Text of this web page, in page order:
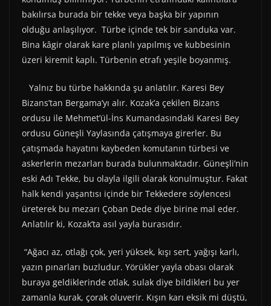
bakılırsa burada bir tekke veya başka bir yapının
olduğu anlaşılıyor. Türbe içinde tek bir sanduka var.
Bina kâgir olarak kare planlı yapılmış ve kubbesinin
üzeri kiremit kaplı. Türbenin etrafı yeşile boyanmış.
Yalnız bu türbe hakkında şu anlatılır. Karesi Bey
Bizans’tan Bergama’yı alır. Kozak’a çekilen Bizans
ordusu ile Mehmet’ül-İns Kumandasındaki Karesi Bey
ordusu Güneşli Yaylasında çatışmaya girerler. Bu
çatışmada hayatını kaybeden komutanın türbesi ve
askerlerin mezarları burada bulunmaktadır. Güneşli’nin
eski Adı Tekke, bu olayla ilgili olarak konulmuştur. Fakat
halk kendi yaşantısı içinde bir Tekkedere söylencesi
üreterek bu mezarı Çoban Dede diye birine mal eder.
Anlatılır ki, Kozak’ta asıl yayla burasıdır.
“Ağacı az, otlağı çok, yeri yüksek, kışı sert, yağışı karlı,
yazın pınarları buzludur. Yörükler yayla obası olarak
buraya geldiklerinde otlak, sulak diye bildikleri bu yer
zamanla kurak, çorak oluverir. Kışın karı eksik mi düştü,